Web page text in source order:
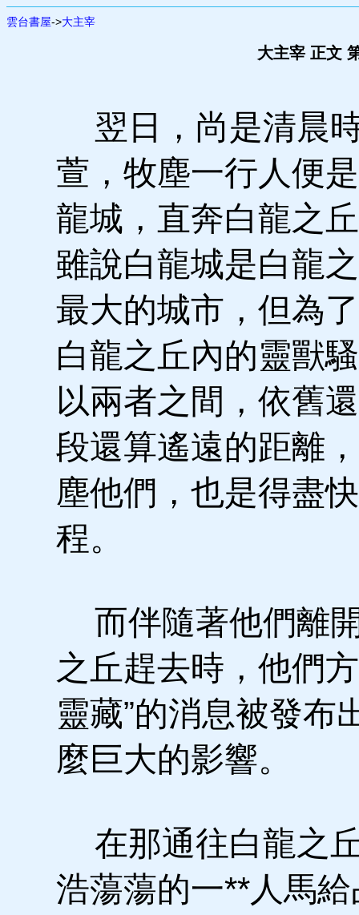
雲台書屋->大主宰
大主宰 正文
翌日，尚是清晨
萱，牧塵一行人便
龍城，直奔白龍之
雖說白龍城是白龍
最大的城市，但為
白龍之丘內的靈獸
以兩者之間，依舊
段還算遙遠的距離
塵他們，也是得盡
程。
而伴隨著他們離
之丘趕去時，他們
靈藏”的消息被發布
麼巨大的影響。
在那通往白龍之
浩蕩蕩的一**人馬